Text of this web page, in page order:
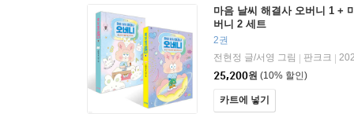
마음 날씨 해결사 오버니 1 +
버니 2 세트
2권
전현정 글/서영 그림
판크크
25,200원 (10% 할인)
카트에 넣기